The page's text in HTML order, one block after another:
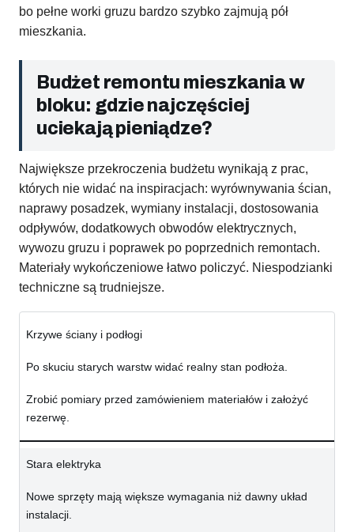
bo pełne worki gruzu bardzo szybko zajmują pół
mieszkania.
Budżet remontu mieszkania w
bloku: gdzie najczęściej
uciekają pieniądze?
Największe przekroczenia budżetu wynikają z prac,
których nie widać na inspiracjach: wyrównywania ścian,
naprawy posadzek, wymiany instalacji, dostosowania
odpływów, dodatkowych obwodów elektrycznych,
wywozu gruzu i poprawek po poprzednich remontach.
Materiały wykończeniowe łatwo policzyć. Niespodzianki
techniczne są trudniejsze.
Krzywe ściany i podłogi
Po skuciu starych warstw widać realny stan podłoża.
Zrobić pomiary przed zamówieniem materiałów i założyć
rezerwę.
Stara elektryka
Nowe sprzęty mają większe wymagania niż dawny układ
instalacji.